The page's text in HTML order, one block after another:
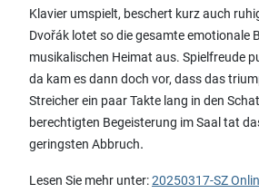
Klavier umspielt, beschert kurz auch
Dvořák lotet so die gesamte emotionale
musikalischen Heimat aus. Spielfreude
da kam es dann doch vor, dass das
Streicher ein paar Takte lang in den
berechtigten Begeisterung im Saal tat
geringsten Abbruch.
Lesen Sie mehr unter:20250317-SZ